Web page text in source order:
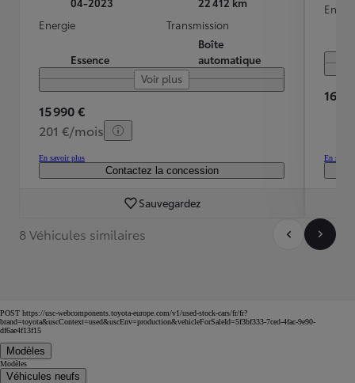
Energie
Essence
Transmission
Boîte
automatique
Voir plus
15 990 €
201 €/mois
En savoir plus
Contactez la concession
Sauvegardez
16
En
8 Véhicules similaires
POST https://usc-webcomponents.toyota-europe.com/v1/used-stock-cars/fr/fr?
brand=toyota&uscContext=used&uscEnv=production&vehicleForSaleId=5f3bf333-7ced-4fac-9e90-
df6ae4f13f15
Modèles
Modèles
Véhicules neufs